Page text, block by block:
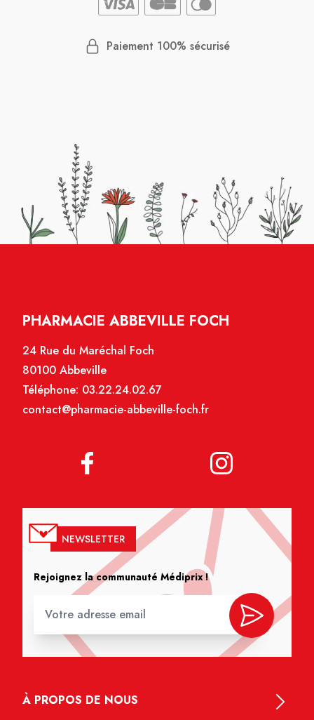
Paiement 100% sécurisé
PHARMACIE ABBEVILLE FOCH
24 Rue du Maréchal Foch
80100 Abbeville
Téléphone: 03.22.24.02.67
contact@pharmacie-abbeville-foch.fr
NEWSLETTER
Rejoignez la communauté Médiprix !
À PROPOS DE NOUS